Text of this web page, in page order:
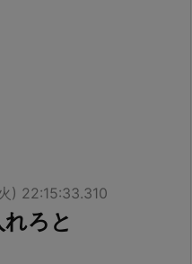
) 22:15:33.310
ろと